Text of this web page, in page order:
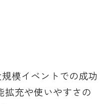
模イベントでの成功
拡充や使いやすさの